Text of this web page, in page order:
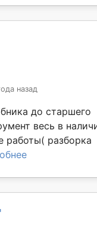
назад
до старшего
весь в
разборка